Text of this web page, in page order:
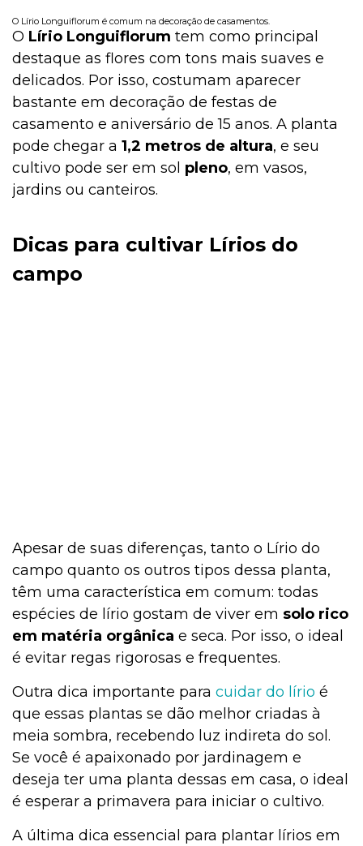
O Lírio Longuiflorum é comum na decoração de casamentos.
O Lírio Longuiflorum tem como principal
destaque as flores com tons mais suaves e
delicados. Por isso, costumam aparecer
bastante em decoração de festas de
casamento e aniversário de 15 anos. A planta
pode chegar a 1,2 metros de altura, e seu
cultivo pode ser em sol pleno, em vasos,
jardins ou canteiros.
Dicas para cultivar Lírios do
campo
Apesar de suas diferenças, tanto o Lírio do
campo quanto os outros tipos dessa planta,
têm uma característica em comum: todas
espécies de lírio gostam de viver em solo rico
em matéria orgânica e seca. Por isso, o ideal
é evitar regas rigorosas e frequentes.
Outra dica importante para cuidar do lírio é
que essas plantas se dão melhor criadas à
meia sombra, recebendo luz indireta do sol.
Se você é apaixonado por jardinagem e
deseja ter uma planta dessas em casa, o ideal
é esperar a primavera para iniciar o cultivo.
A última dica essencial para plantar lírios em